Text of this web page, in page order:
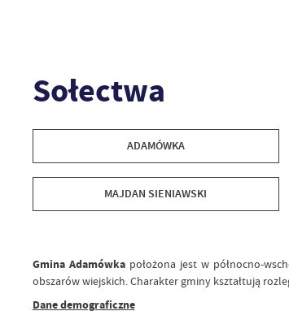
Sołectwa
ADAMÓWKA
MAJDAN SIENIAWSKI
Gmina Adamówkapołożona jest w północno-
obszarów wiejskich. Charakter gminy kształtują
Dane demograficzne